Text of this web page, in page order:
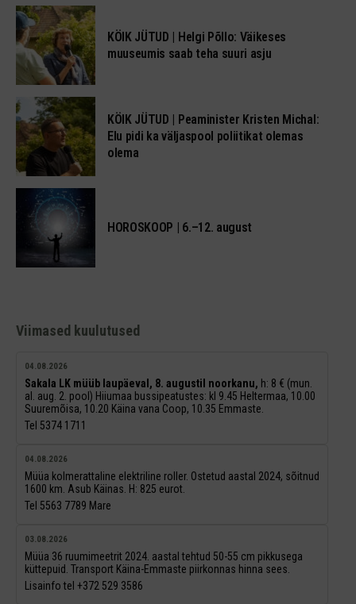
KÖIK JÜTUD | Helgi Põllo: Väikeses
muuseumis saab teha suuri asju
KÖIK JÜTUD | Peaminister Kristen Michal:
Elu pidi ka väljaspool poliitikat olemas
olema
HOROSKOOP | 6.–12. august
Viimased kuulutused
04.08.2026
Sakala LK müüb laupäeval, 8. augustil noorkanu, h: 8 € (mun.
al. aug. 2. pool) Hiiumaa bussipeatustes: kl 9.45 Heltermaa, 10.00
Suuremõisa, 10.20 Käina vana Coop, 10.35 Emmaste.
Tel 5374 1711
04.08.2026
Müüa kolmerattaline elektriline roller. Ostetud aastal 2024, sõitnud
1600 km. Asub Käinas. H: 825 eurot.
Tel 5563 7789 Mare
03.08.2026
Müüa 36 ruumimeetrit 2024. aastal tehtud 50-55 cm pikkusega
küttepuid. Transport Käina-Emmaste piirkonnas hinna sees.
Lisainfo tel +372 529 3586